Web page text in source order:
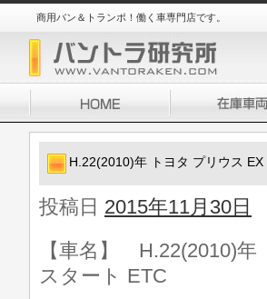
商用バン＆トランポ！働く車専門店です。
H.22(2010)年 トヨタ プリウス
投稿日 2015年11月30日
【車名】 H.22(2010)
スタート ETC